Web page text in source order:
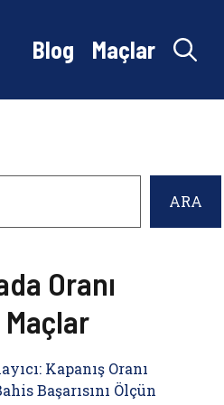
Blog Maçlar
ARA
Oranı
Kapanış Oranı
Başarısını Ölçün